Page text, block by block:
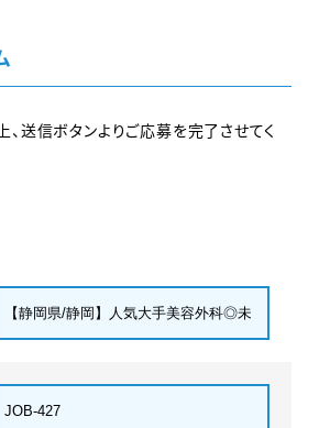
送信ボタンよりご応募を完了させてく